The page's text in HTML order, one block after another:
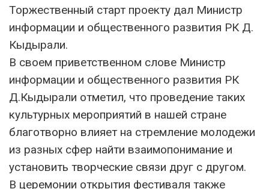
Торжественный старт проекту дал Министр
информации и общественного развития РК Д.
Кыдырали.
В своем приветственном слове Министр
информации и общественного развития РК
Д.Кыдырали отметил, что проведение таких
культурных мероприятий в нашей стране
благотворно влияет на стремление молодежи
из разных сфер найти взаимопонимание и
установить творческие связи друг с другом.
В церемонии открытия фестиваля также